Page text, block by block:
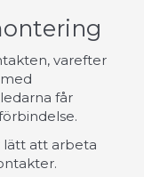
varefter
får
lätt att arbeta